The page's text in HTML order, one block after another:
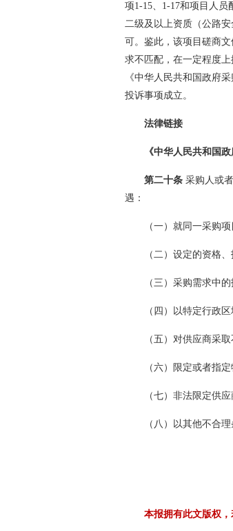
项1-15、1-17和项目人
二级及以上资质（公路
可。鉴此，该项目磋商
求不匹配，在一定程度
《中华人民共和国政府
投诉事项成立。
法律链接
《中华人民共和国
第二十条 采购人或
遇：
（一）就同一采购
（二）设定的资格
（三）采购需求中
（四）以特定行政
（五）对供应商采
（六）限定或者指
（七）非法限定供
（八）以其他不合
本报拥有此文版权